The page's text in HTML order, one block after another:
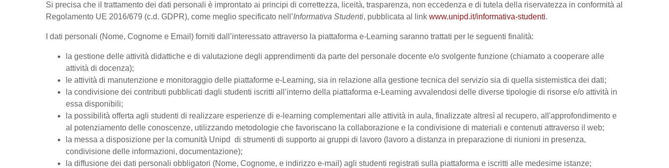
Si precisa che il trattamento dei dati personali è improntato ai principi di correttezza, liceità, trasparenza, non eccedenza e di tutela della riservatezza in conformità al
Regolamento UE 2016/679 (c.d. GDPR), come meglio specificato nell’Informativa Studenti, pubblicata al link www.unipd.it/informativa-studenti.
I dati personali (Nome, Cognome e Email) forniti dall’interessato attraverso la piattaforma e-Learning saranno trattati per le seguenti finalità:
la gestione delle attività didattiche e di valutazione degli apprendimenti da parte del personale docente e/o svolgente funzione (chiamato a cooperare alle
attività di docenza);
le attività di manutenzione e monitoraggio delle piattaforme e-Learning, sia in relazione alla gestione tecnica del servizio sia di quella sistemistica dei dati;
la condivisione dei contributi pubblicati dagli studenti iscritti all’interno della piattaforma e-Learning avvalendosi delle diverse tipologie di risorse e/o attività in
essa disponibili;
la possibilità offerta agli studenti di realizzare esperienze di e-learning complementari alle attività in aula, finalizzate altresì al recupero, all'approfondimento e
al potenziamento delle conoscenze, utilizzando metodologie che favoriscano la collaborazione e la condivisione di materiali e contenuti attraverso il web;
la messa a disposizione per la comunità Unipd di strumenti di supporto ai gruppi di lavoro (lavoro a distanza in preparazione di riunioni in presenza,
condivisione delle informazioni, documentazione);
la diffusione dei dati personali obbligatori (Nome, Cognome, e indirizzo e-mail) agli studenti registrati sulla piattaforma e iscritti alle medesime istanze;